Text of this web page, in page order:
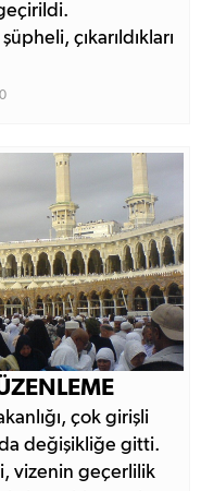
çıkarıldıkları
0
çok girişli
değişikliğe gitti.
vizenin geçerlilik